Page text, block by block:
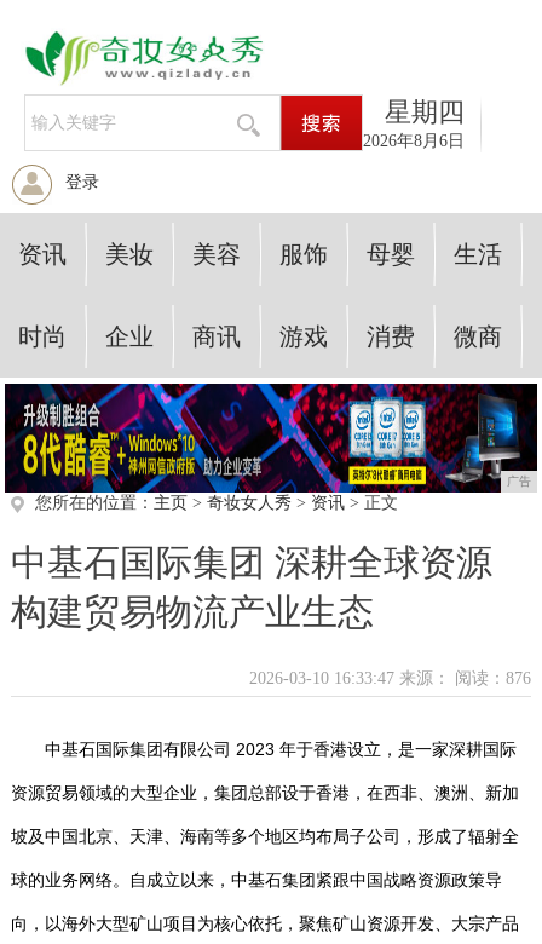
星期四
2026年8月6日
登录
资讯 美妆 美容 服饰 母婴 生活
时尚 企业 商讯 游戏 消费 微商
广告
您所在的位置： 主页 > 奇妆女人秀 > 资讯> 正文
中基石国际集团 深耕全球资源
构建贸易物流产业生态
2026-03-10 16:33:47 来源： 阅读：876
中基石国际集团有限公司 2023 年于香港设立，是一家深耕国际
资源贸易领域的大型企业，集团总部设于香港，在西非、澳洲、新加
坡及中国北京、天津、海南等多个地区均布局子公司，形成了辐射全
球的业务网络。自成立以来，中基石集团紧跟中国战略资源政策导
向，以海外大型矿山项目为核心依托，聚焦矿山资源开发、大宗产品